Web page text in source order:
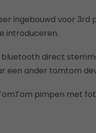
ingebouwd voor 3rd
introduceren.
bluetooth direct
een ander tomtom
pimpen met